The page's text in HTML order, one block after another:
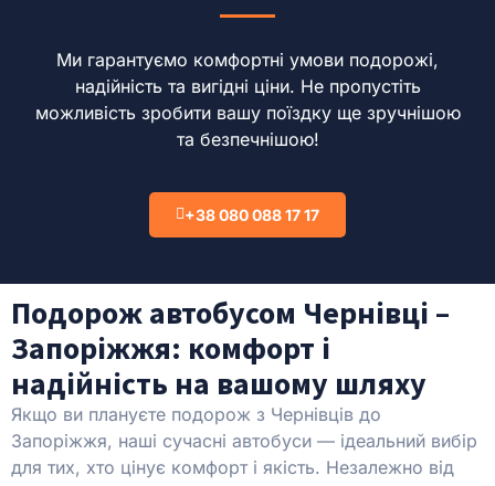
Ми гарантуємо комфортні умови подорожі,
надійність та вигідні ціни. Не пропустіть
можливість зробити вашу поїздку ще зручнішою
та безпечнішою!
+38 080 088 17 17
Подорож автобусом Чернівці –
Запоріжжя: комфорт і
надійність на вашому шляху
Якщо ви плануєте подорож з Чернівців до
Запоріжжя, наші сучасні автобуси — ідеальний вибір
для тих, хто цінує комфорт і якість. Незалежно від